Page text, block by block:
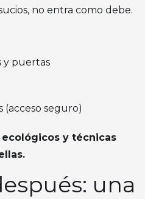
no entra como debe.
y puertas
(acceso seguro)
y técnicas
una